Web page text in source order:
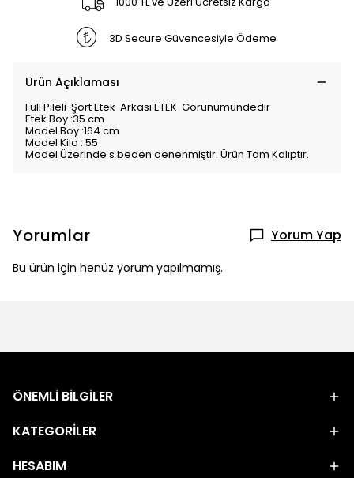
3D Secure Güvencesiyle Ödeme
Ürün Açıklaması
Full Pileli Şort Etek Arkası ETEK Görünümündedir
Etek Boy :35 cm
Model Boy :164 cm
Model Kilo : 55
Model Üzerinde s beden denenmiştir. Ürün Tam Kalıptır.
Yorumlar Yorum Yap
Bu ürün için henüz yorum yapılmamış.
ÖNEMLİ BİLGİLER
KATEGORİLER
HESABIM